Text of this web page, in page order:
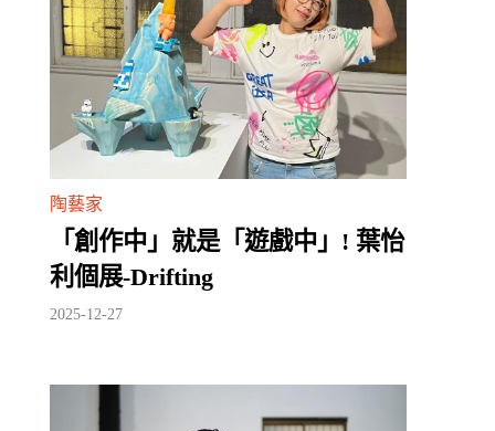
陶藝家
「創作中」就是「遊戲中」! 葉怡
利個展-Drifting
2025-12-27